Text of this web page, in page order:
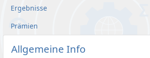
Ergebnisse
Prämien
Allgemeine Info